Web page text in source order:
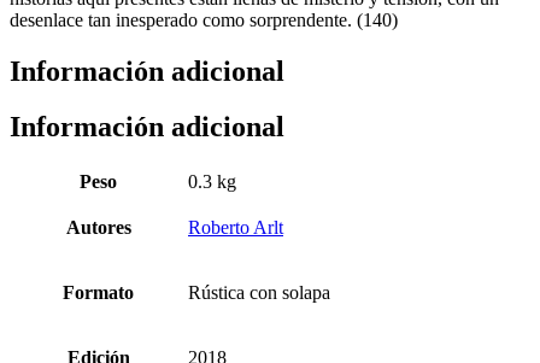
desenlace tan inesperado como sorprendente. (140)
Información adicional
Información adicional
Peso 0.3 kg
Autores Roberto Arlt
Formato Rústica con solapa
Edición 2018